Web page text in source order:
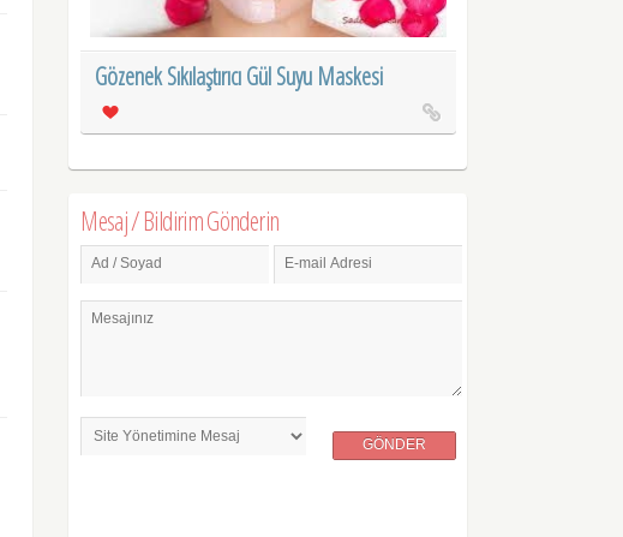
Gözenek Sıkılaştırıcı Gül Suyu Maskesi
Mesaj / Bildirim Gönderin
Ad / Soyad E-mail Adresi
Mesajınız
GÖNDER